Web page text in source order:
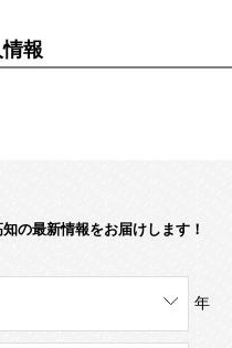
報
の最新情報をお届けします！
年